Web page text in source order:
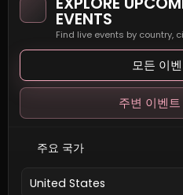
EVENTS
Find live events by country,
모든 이
주변 이벤
주요 국가
United States